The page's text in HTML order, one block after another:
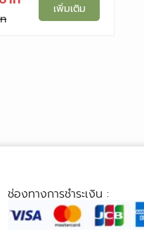
เพิ่มเติม
ช่องทางการชำระเงิน :